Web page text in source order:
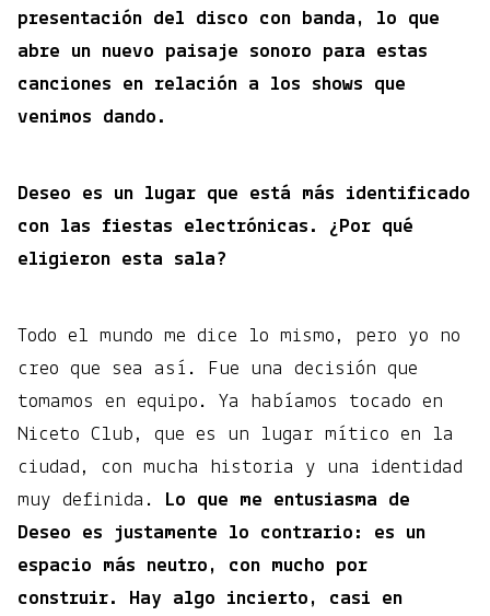
presentación del disco con banda, lo que
abre un nuevo paisaje sonoro para estas
canciones en relación a los shows que
venimos dando.
Deseo es un lugar que está más identificado
con las fiestas electrónicas. ¿Por qué
eligieron esta sala?
Todo el mundo me dice lo mismo, pero yo no
creo que sea así. Fue una decisión que
tomamos en equipo. Ya habíamos tocado en
Niceto Club, que es un lugar mítico en la
ciudad, con mucha historia y una identidad
muy definida.
Lo que me entusiasma de
Deseo es justamente lo contrario: es un
espacio más neutro, con mucho por
construir.
Hay algo incierto, casi en